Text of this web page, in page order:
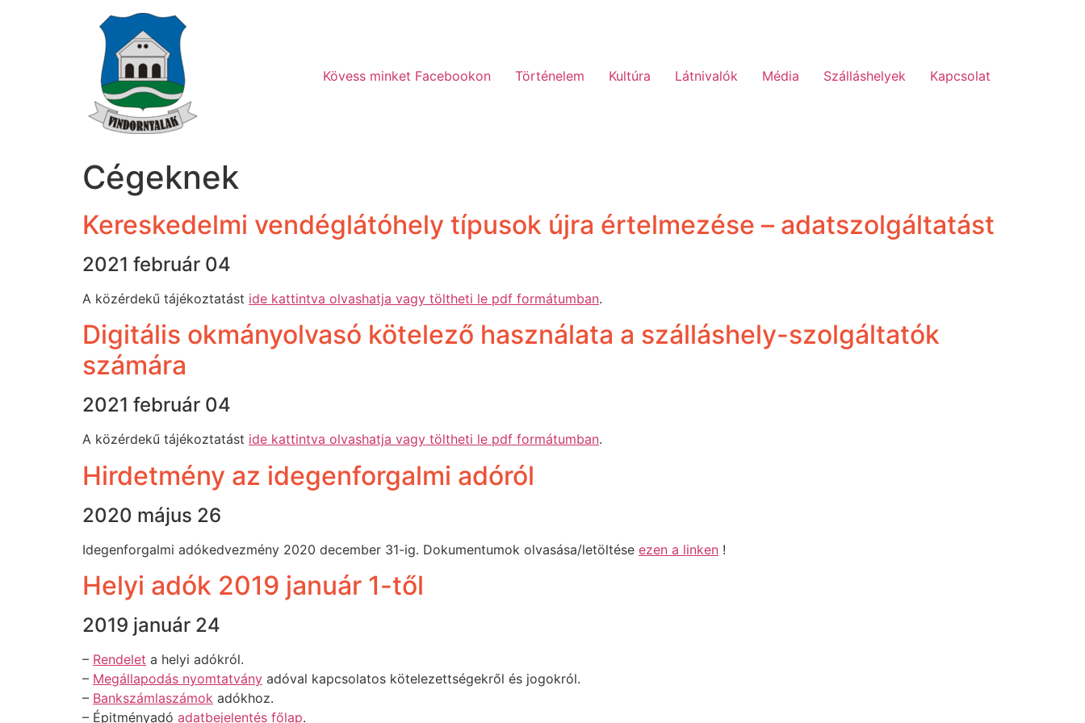
Kövess minket Facebookon
Történelem Kultúra Látnivalók Média Szálláshelyek Kapcsolat
Cégeknek
Kereskedelmi vendéglátóhely típusok újra értelmezése – adatszolgáltatást
2021 február 04
A közérdekű tájékoztatást ide kattintva olvashatja vagy töltheti le pdf formátumban.
Digitális okmányolvasó kötelező használata a szálláshely-szolgáltatók
számára
2021 február 04
A közérdekű tájékoztatást ide kattintva olvashatja vagy töltheti le pdf formátumban.
Hirdetmény az idegenforgalmi adóról
2020 május 26
Idegenforgalmi adókedvezmény 2020 december 31-ig. Dokumentumok olvasása/letöltése ezen a linken !
Helyi adók 2019 január 1-től
2019 január 24
– Rendelet a helyi adókról.
– Megállapodás nyomtatvány adóval kapcsolatos kötelezettségekről és jogokról.
– Bankszámlaszámok adókhoz.
– Épitményadó adatbejelentés főlap.